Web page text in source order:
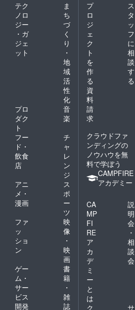
テク
ノロ
ジー
・ガ
ジェ
ット
ま
ち
づ
く
り
・
地
域
活
性
化
プロ
ダク
ト
音
楽
フー
ド・
飲食
店
チ
ャ
レ
ン
ジ
アニ
メ・
漫画
ス
ポ
ー
ツ
ファ
ッ
ショ
ン
映
像
・
映
画
ゲー
ム・
サー
ビス
開発
書
籍
・
雑
誌
プ
ロ
ジ
ェ
ク
ト
を
作
る
ス
タ
ッ
フ
に
相
談
す
る
資
料
請
求
クラウドファ
ンディングの
ノウハウを無
料で学ぼう
CAMPFIRE
アカデミー
CA
MP
FI
RE
ア
カ
デ
ミ
ー
と
は
説
明
会
・
相
談
会
ク
サ